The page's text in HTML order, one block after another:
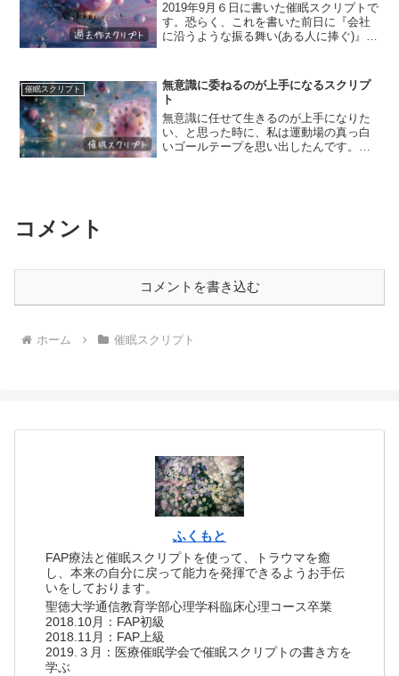
2019年9月６日に書いた催眠スクリプトで
す。恐らく、これを書いた前日に『会社
に沿うような振る舞い(ある人に捧ぐ)』を
なので、誰のために何のために書いたの
かは忘れてしま...
催眠スクリプト
無意識に委ねるのが上手になるスクリプ
ト
無意識に任せて生きるのが上手になりた
い、と思った時に、私は運動場の真っ白
いゴールテープを思い出したんです。そ
コメント
コメントを書き込む
ホーム 催眠スクリプト
ふくもと
FAP療法と催眠スクリプトを使って、トラウマを癒
し、本来の自分に戻って能力を発揮できるようお手伝
いをしております。
聖徳大学通信教育学部心理学科臨床心理コース卒業
2018.10月：FAP初級
2018.11月：FAP上級
2019.３月：医療催眠学会で催眠スクリプトの書き方を
学ぶ